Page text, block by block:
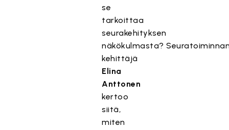
se
tarkoittaa
seurakehityksen
näkökulmasta?
kehittäjä
Elina
Anttonen
kertoo
siitä,
miten